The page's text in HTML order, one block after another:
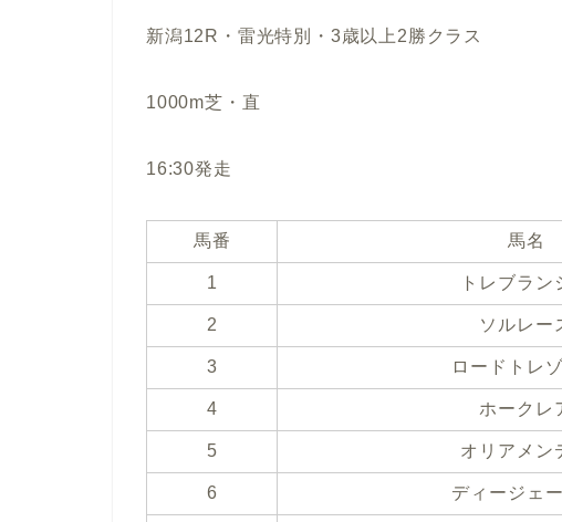
新潟12R・雷光特別・3歳以上2勝クラス
1000m芝・直
16:30発走
馬番 馬名
1 トレブラン
2 ソルレー
3 ロードトレ
4 ホークレ
5 オリアメン
6 ディージェ